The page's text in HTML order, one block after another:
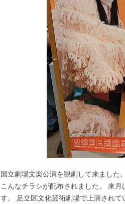
国立劇場文楽公演を観劇して来ました
こんなチラシが配布されました。 来
す。 足立区文化芸術劇場で上演され